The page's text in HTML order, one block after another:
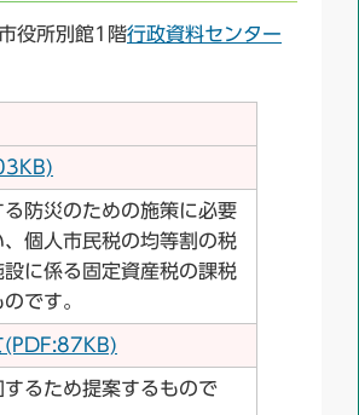
役所別館1階行政資料センター
防災のための施策に必要
個人市民税の均等割の税
に係る固定資産税の課税
です。
(PDF:87KB)
るため提案するもので